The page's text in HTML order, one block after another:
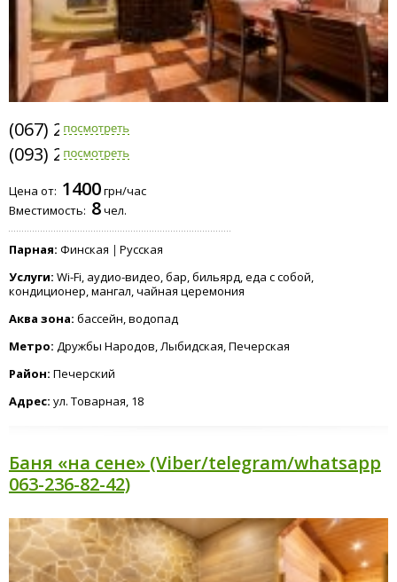
(067) 293-4603
(093) 293-4603
Цена от: 1400грн/час
Вместимость: 8чел.
Парная: Финская
Русская
Услуги: Wi-Fi, аудио-видео, бар, бильярд, еда с собой,
кондиционер, мангал, чайная церемония
Аква зона: бассейн, водопад
Метро: Дружбы Народов, Лыбидская, Печерская
Район: Печерский
Адрес: ул. Товарная, 18
Баня «на сене» (Viber/telegram/whatsapp
063-236-82-42)